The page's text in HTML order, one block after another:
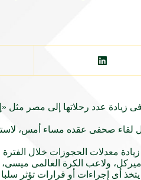
عدد رحلاتها إلى مصر مثل
لقاء صحفى عقده مساء أمس،
معدلات الحجوزات خلال الفترة
ميركل، ولاعب الكرة العالمى
أى إجراءات أو قرارات تؤثر